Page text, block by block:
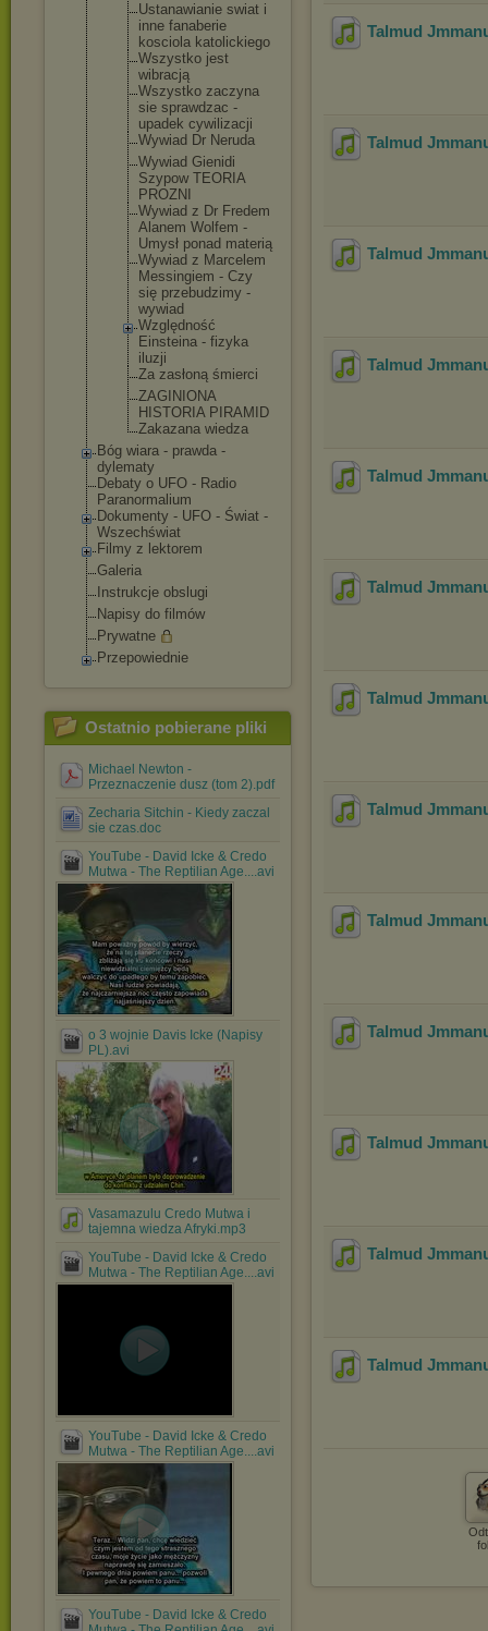
Ustanawianie swiat i
inne fanaberie
kosciola katolickiego
Wszystko jest
wibracją
Wszystko zaczyna
sie sprawdzac -
upadek cywilizacji
Wywiad Dr Neruda
Wywiad Gienidi
Szypow TEORIA
PROZNI
Wywiad z Dr Fredem
Alanem Wolfem -
Umysł ponad materią
Wywiad z Marcelem
Messingiem - Czy
się przebudzimy -
wywiad
Względność
Einsteina - fizyka
iluzji
Za zasłoną śmierci
ZAGINIONA
HISTORIA PIRAMID
Zakazana wiedza
Bóg wiara - prawda -
dylematy
Debaty o UFO - Radio
Paranormalium
Dokumenty - UFO - Świat -
Wszechświat
Filmy z lektorem
Galeria
Instrukcje obslugi
Napisy do filmów
Prywatne
Przepowiednie
Ostatnio pobierane pliki
Michael Newton -
Przeznaczenie dusz (tom 2).pdf
Zecharia Sitchin - Kiedy zaczal
sie czas.doc
YouTube - David Icke & Credo
Mutwa - The Reptilian Age....avi
o 3 wojnie Davis Icke (Napisy
PL).avi
Vasamazulu Credo Mutwa i
tajemna wiedza Afryki.mp3
YouTube - David Icke & Credo
Mutwa - The Reptilian Age....avi
YouTube - David Icke & Credo
Mutwa - The Reptilian Age....avi
YouTube - David Icke & Credo
Talmud
Talmud
Talmud
Talmud
Talmud
Talmud
Talmud
Talmud
Talmud
Talmud
Talmud
Talmud
Talmud